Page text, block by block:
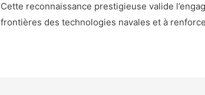
Cette reconnaissance prestigieuse valide
frontières des technologies navales et à